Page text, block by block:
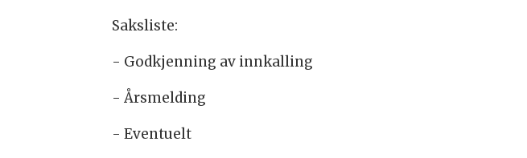
Saksliste:
- Godkjenning av innkalling
- Årsmelding
- Eventuelt